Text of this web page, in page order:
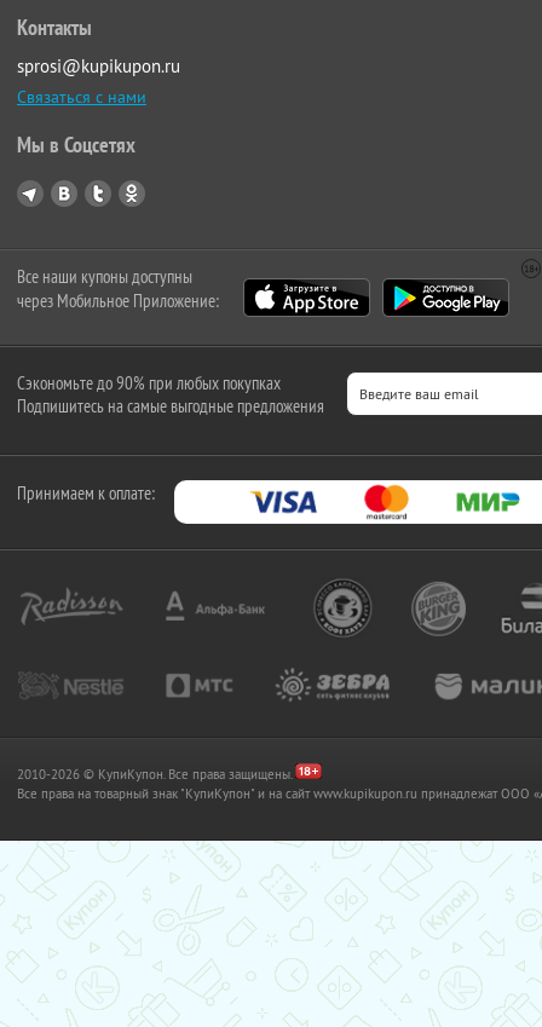
Контакты
sprosi@kupikupon.ru
Связаться с нами
Мы в Соцсетях
Все наши купоны доступны
через Мобильное Приложение:
Сэкономьте до 90% при любых покупках
Подпишитесь на самые выгодные предложения
Принимаем к оплате:
2010-2026 © КупиКупон. Все права защищены.
Все права на товарный знак "КупиКупон" и на сайт www.kupikupon.ru принадлежат